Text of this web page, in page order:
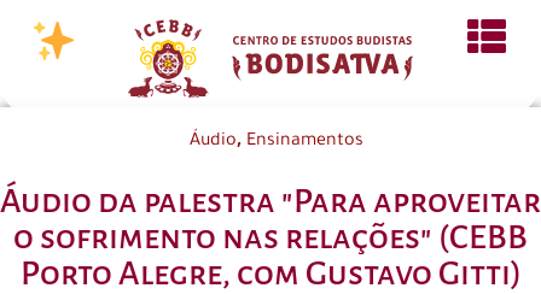
Áudio, Ensinamentos
Áudio da palestra "Para aproveitar
o sofrimento nas relações" (CEBB
Porto Alegre, com Gustavo Gitti)